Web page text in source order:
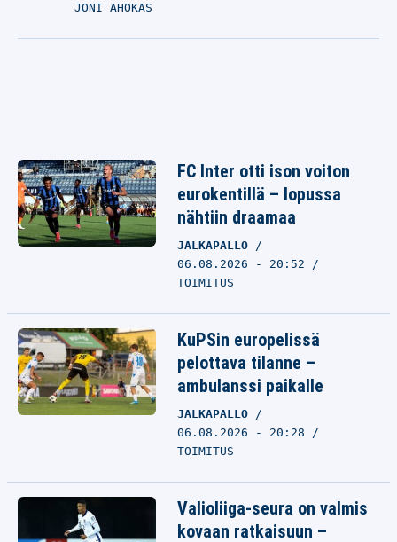
JONI AHOKAS
FC Inter otti ison voiton
eurokentillä – lopussa
nähtiin draamaa
JALKAPALLO
06.08.2026 - 20:52
TOIMITUS
KuPSin europelissä
pelottava tilanne –
ambulanssi paikalle
JALKAPALLO
06.08.2026 - 20:28
TOIMITUS
Valioliiga-seura on valmis
kovaan ratkaisuun –